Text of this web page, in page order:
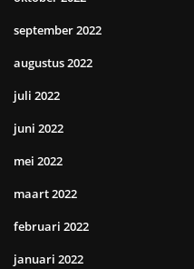
september 2022
augustus 2022
juli 2022
juni 2022
mei 2022
maart 2022
februari 2022
januari 2022